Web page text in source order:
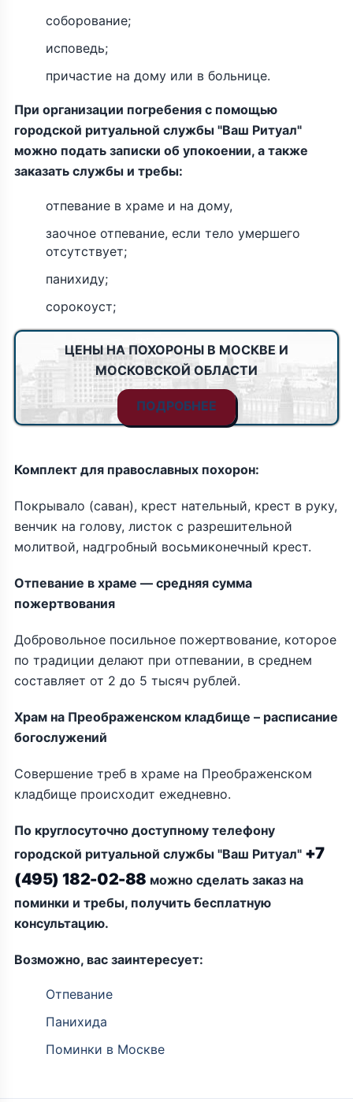
соборование;
исповедь;
причастие на дому или в больнице.
При организации погребения с помощью
городской ритуальной службы "Ваш Ритуал"
можно подать записки об упокоении, а также
заказать службы и требы:
отпевание в храме и на дому,
заочное отпевание, если тело умершего
отсутствует;
панихиду;
сорокоуст;
ЦЕНЫ НА ПОХОРОНЫ В МОСКВЕ И
МОСКОВСКОЙ ОБЛАСТИ
ПОДРОБНЕЕ
Комплект для православных похорон:
Покрывало (саван), крест нательный, крест в руку,
венчик на голову, листок с разрешительной
молитвой, надгробный восьмиконечный крест.
Отпевание в храме — средняя сумма
пожертвования
Добровольное посильное пожертвование, которое
по традиции делают при отпевании, в среднем
составляет от 2 до 5 тысяч рублей.
Храм на Преображенском кладбище – расписание
богослужений
Совершение треб в храме на Преображенском
кладбище происходит ежедневно.
По круглосуточно доступному телефону
городской ритуальной службы "Ваш Ритуал" +7
(495) 182-02-88 можно сделать заказ на
поминки и требы, получить бесплатную
консультацию.
Возможно, вас заинтересует:
Отпевание
Панихида
Поминки в Москве